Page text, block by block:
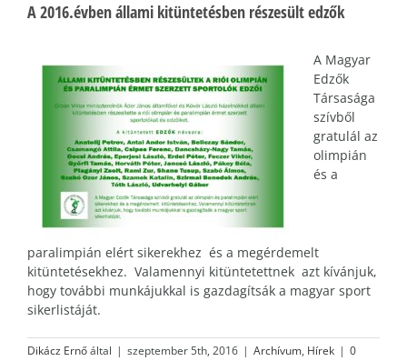
A 2016.évben állami kitüntetésben részesült edzők
A Magyar
Edzők
Társasága
szívből
gratulál az
olimpián
és a
paralimpián elért sikerekhez és a megérdemelt
kitüntetésekhez. Valamennyi kitüntetettnek azt kívánjuk,
hogy további munkájukkal is gazdagítsák a magyar sport
sikerlistáját.
Dikácz Ernőáltal | szeptember 5th, 2016 | Archívum, Hírek | 0